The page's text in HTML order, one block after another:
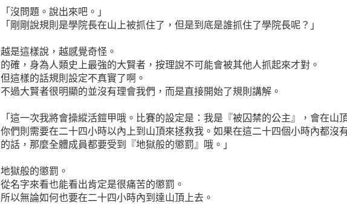
「沒問題。說出來吧。」
「剛剛說規則是學院長在山上被抓住了，但是到底是誰抓住了學院長呢？」
越是這樣說，越感覺奇怪。
的確，身為人類史上最強的大賢者，按理說不可能會被其他人抓起來才對。
但這樣的話規則設定不真實了啊。
不過大賢者很明顯的並沒有理會我們，而是直接開始了規則講解。
「這一次我將會操縱活鎧甲哦。比賽的設定是：我是『被囚禁的公主』，會在山
你們則需要在二十四小時以內上到山頂來拯救我。如果在這二十四個小時內都沒
的話，那麼全體成員都要受到『地獄般的懲罰』哦。」
地獄般的懲罰。
從名字來看也能看出肯定是很痛苦的懲罰。
所以無論如何也要在二十四小時內到達山頂上去。